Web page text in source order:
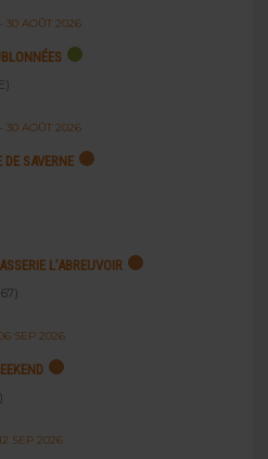
30 AOÛT 2026
30 AOÛT 2026
DE SAVERNE
L’ABREUVOIR
SEP 2026
SEP 2026